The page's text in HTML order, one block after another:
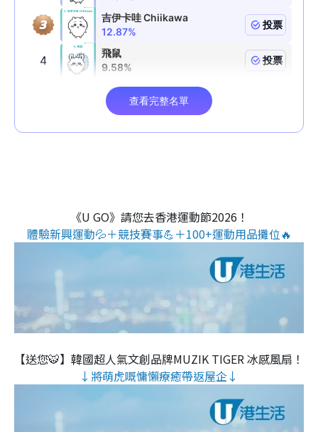
《U GO》請您去香港運動節2026！
體驗新興運動💦＋競技賽事💪＋100+運動用品攤位🔥
【送您🐯】韓國超人氣文創品牌MUZIK TIGER 冰感風扇！
↓將萌虎嘅慵懶療癒帶返屋企↓